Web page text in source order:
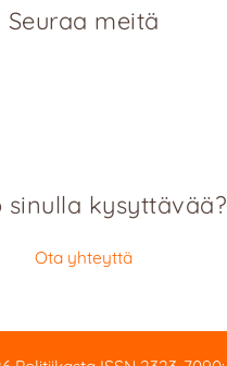
Seuraa meitä
sinulla kysyttävää?
Ota yhteyttä